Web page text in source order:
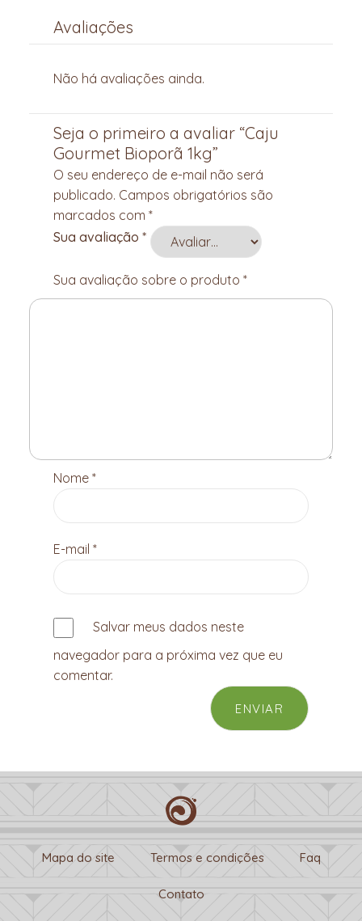
Avaliações
Não há avaliações ainda.
Seja o primeiro a avaliar “Caju
Gourmet Bioporã 1kg”
O seu endereço de e-mail não será
publicado. Campos obrigatórios são
marcados com *
Sua avaliação *
Sua avaliação sobre o produto *
Nome *
E-mail *
Salvar meus dados neste
navegador para a próxima vez que eu
comentar.
Mapa do site Termos e condições Faq
Contato